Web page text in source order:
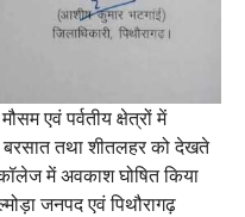
एवं पर्वतीय क्षेत्रों में
बरसात तथा शीतलहर को देखते
में अवकाश घोषित किया
जनपद एवं पिथौरागढ़